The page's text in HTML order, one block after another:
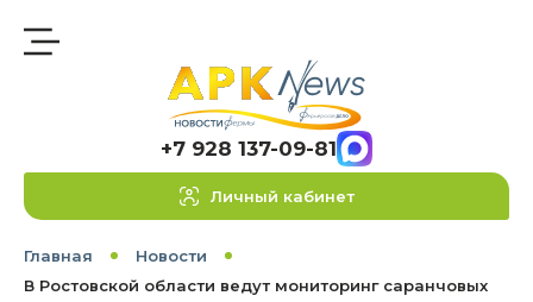
+7 928 137-09-81
Личный кабинет
Главная
Новости
В Ростовской области ведут мониторинг саранчовых